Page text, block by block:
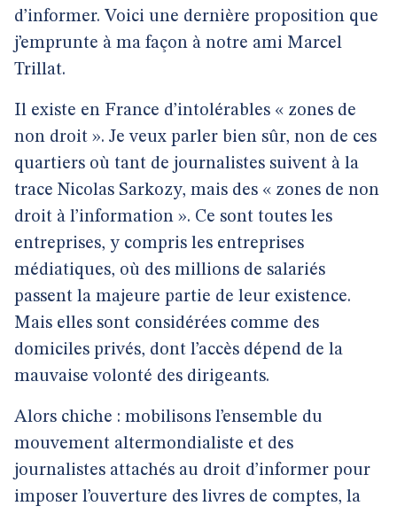
d’informer. Voici une dernière proposition que
j’emprunte à ma façon à notre ami Marcel
Trillat.
Il existe en France d’intolérables « zones de
non droit ». Je veux parler bien sûr, non de ces
quartiers où tant de journalistes suivent à la
trace Nicolas Sarkozy, mais des « zones de non
droit à l’information ». Ce sont toutes les
entreprises, y compris les entreprises
médiatiques, où des millions de salariés
passent la majeure partie de leur existence.
Mais elles sont considérées comme des
domiciles privés, dont l’accès dépend de la
mauvaise volonté des dirigeants.
Alors chiche : mobilisons l’ensemble du
mouvement altermondialiste et des
journalistes attachés au droit d’informer pour
imposer l’ouverture des livres de comptes, la